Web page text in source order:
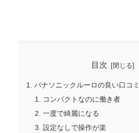
目次
パナソニックルーロの良い口コ
コンパクトなのに働き者
一度で綺麗になる
設定なしで操作が楽